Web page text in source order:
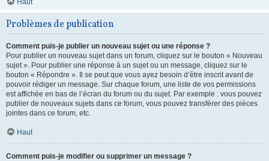
Haut
Problèmes de publication
Comment puis-je publier un nouveau sujet ou une réponse ?
Pour publier un nouveau sujet dans un forum, cliquez sur le bouton « Nouveau
sujet ». Pour publier une réponse à un sujet ou un message, cliquez sur le
bouton « Répondre ». Il se peut que vous ayez besoin d’être inscrit avant de
pouvoir rédiger un message. Sur chaque forum, une liste de vos permissions
est affichée en bas de l’écran du forum ou du sujet. Par exemple : vous pouvez
publier de nouveaux sujets dans ce forum, vous pouvez transférer des pièces
jointes dans ce forum, etc.
Haut
Comment puis-je modifier ou supprimer un message ?